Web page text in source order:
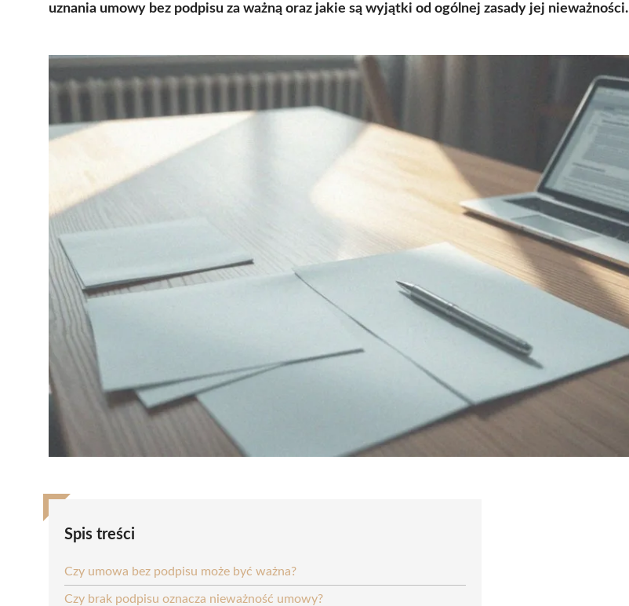
uznania umowy bez podpisu za ważną oraz jakie są wyjątki od ogólnej zasady jej nieważności.
Spis treści
Czy umowa bez podpisu może być ważna?
Czy brak podpisu oznacza nieważność umowy?